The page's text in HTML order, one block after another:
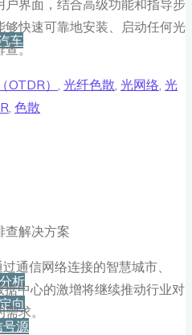
车
析
向
号源
界面，结合高级功能和指导步
快速可靠地安装、启动任何光
。
） 光纤色散 光网络 光
色散
查解决方案
通信网络连接的智慧城市、
中心的激增将继续推动行业对
求。